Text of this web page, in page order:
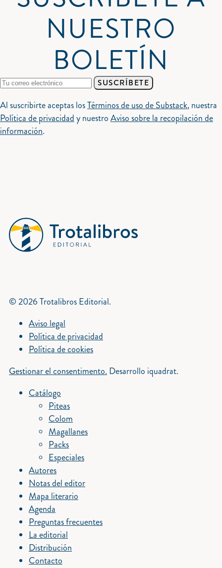
NUESTRO
BOLETÍN
SUSCRÍBETE
Al suscribirte aceptas losTérminos de uso de Substack, nuestra
Política de privacidady nuestroAviso sobre la recopilación de
información.
© 2026 Trotalibros Editorial.
Aviso legal
Política de privacidad
Política de cookies
Gestionar el consentimento.Desarrollo iquadrat.
Catálogo
Piteas
Colom
Magallanes
Packs
Especiales
Autores
Notas del editor
Mapa literario
Agenda
Preguntas frecuentes
La editorial
Distribución
Contacto